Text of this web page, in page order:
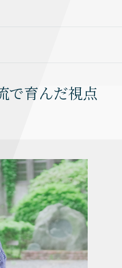
で育んだ視点